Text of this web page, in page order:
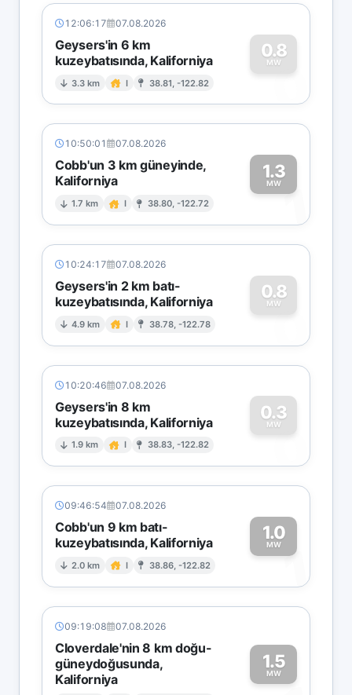
12:06:17 07.08.2026
Geysers'in 6 km
kuzeybatısında, Kaliforniya
3.3 km I 38.81, -122.82
0.8
MW
0
10:50:01 07.08.2026
Cobb'un 3 km güneyinde,
Kaliforniya
1.7 km I 38.80, -122.72
1.3
MW1
10:24:17 07.08.2026
Geysers'in 2 km batı-
kuzeybatısında, Kaliforniya
4.9 km I 38.78, -122.78
0.8
MW
0
10:20:46 07.08.2026
Geysers'in 8 km
kuzeybatısında, Kaliforniya
1.9 km I 38.83, -122.82
0.3
MW
0
09:46:54 07.08.2026
Cobb'un 9 km batı-
kuzeybatısında, Kaliforniya
2.0 km I 38.86, -122.82
1.0
MW1
09:19:08 07.08.2026
Cloverdale'nin 8 km doğu-
güneydoğusunda,
Kaliforniya
1.5
MW